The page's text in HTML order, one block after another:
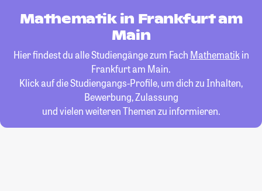
Mathematik in Frankfurt am
Main
Hier findest du alle Studiengänge zum Fach Mathematikin
Frankfurt am Main.
Klick auf die Studiengangs-Profile, um dich zu Inhalten,
Bewerbung, Zulassung
und vielen weiteren Themen zu informieren.